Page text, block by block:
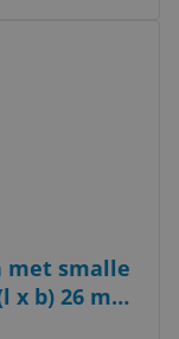
met smalle
x b) 26 mm